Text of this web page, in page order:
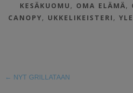
KESÄKUOMU , OMA ELÄMÄ,
CANOPY, UKKELIKEISTERI ,
← NYT GRILLATAAN